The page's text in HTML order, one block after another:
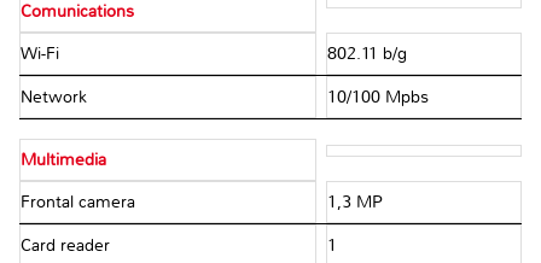
Comunications
Wi-Fi 802.11 b/g
Network 10/100 Mpbs
Multimedia
Frontal camera 1,3 MP
Card reader 1